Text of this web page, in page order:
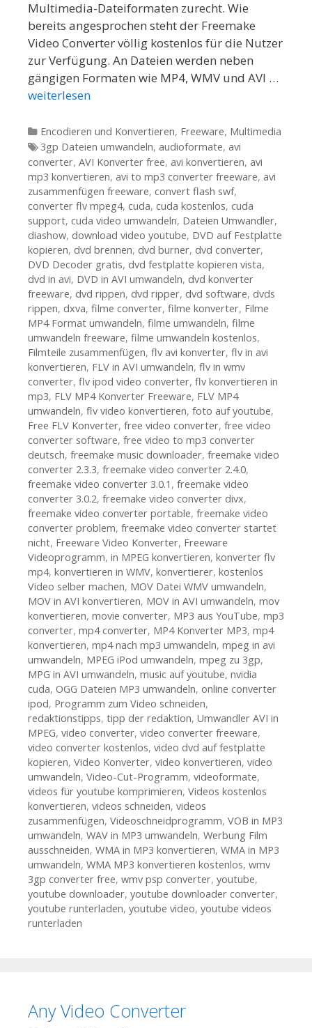
Multimedia-Dateiformaten zurecht. Wie
bereits angesprochen steht der Freemake
Video Converter völlig kostenlos für die Nutzer
zur Verfügung. An Dateien werden neben
gängigen Formaten wie MP4, WMV und AVI …
weiterlesen
Kategorien
Encodieren und Konvertieren, Freeware, Multimedia
Tags
3gp Dateien umwandeln, audioformate, avi
converter, AVI Konverter free, avi konvertieren, avi
mp3 konvertieren, avi to mp3 converter freeware, avi
zusammenfügen freeware, convert flash swf,
converter flv mpeg4, cuda, cuda kostenlos, cuda
support, cuda video umwandeln, Dateien Umwandler,
diashow, download video youtube, DVD auf Festplatte
kopieren, dvd brennen, dvd burner, dvd converter,
DVD Decoder gratis, dvd festplatte kopieren vista,
dvd in avi, DVD in AVI umwandeln, dvd konverter
freeware, dvd rippen, dvd ripper, dvd software, dvds
rippen, dxva, filme converter, filme konverter, Filme
MP4 Format umwandeln, filme umwandeln, filme
umwandeln freeware, filme umwandeln kostenlos,
Filmteile zusammenfügen, flv avi konverter, flv in avi
konvertieren, FLV in AVI umwandeln, flv in wmv
converter, flv ipod video converter, flv konvertieren in
mp3, FLV MP4 Konverter Freeware, FLV MP4
umwandeln, flv video konvertieren, foto auf youtube,
Free FLV Konverter, free video converter, free video
converter software, free video to mp3 converter
deutsch, freemake music downloader, freemake video
converter 2.3.3, freemake video converter 2.4.0,
freemake video converter 3.0.1 , freemake video
converter 3.0.2, freemake video converter divx,
freemake video converter portable, freemake video
converter problem, freemake video converter startet
nicht, Freeware Video Konverter, Freeware
Videoprogramm, in MPEG konvertieren, konverter flv
mp4, konvertieren in WMV, konvertierer, kostenlos
Video selber machen, MOV Datei WMV umwandeln,
MOV in AVI konvertieren, MOV in AVI umwandeln, mov
konvertieren, movie converter, MP3 aus YouTube, mp3
converter, mp4 converter, MP4 Konverter MP3, mp4
konvertieren, mp4 nach mp3 umwandeln, mpeg in avi
umwandeln, MPEG iPod umwandeln, mpeg zu 3gp,
MPG in AVI umwandeln, music auf youtube, nvidia
cuda, OGG Dateien MP3 umwandeln, online converter
ipod, Programm zum Video schneiden,
redaktionstipps, tipp der redaktion, Umwandler AVI in
MPEG, video converter, video converter freeware,
video converter kostenlos, video dvd auf festplatte
kopieren, Video Konverter, video konvertieren, video
umwandeln, Video-Cut-Programm, videoformate,
videos für youtube komprimieren, Videos kostenlos
konvertieren, videos schneiden, videos
zusammenfügen, Videoschneidprogramm, VOB in MP3
umwandeln, WAV in MP3 umwandeln, Werbung Film
ausschneiden, WMA in MP3 konvertieren, WMA in MP3
umwandeln, WMA MP3 konvertieren kostenlos, wmv
3gp converter free, wmv psp converter, youtube,
youtube downloader, youtube downloader converter,
youtube runterladen, youtube video, youtube videos
runterladen
Any Video Converter